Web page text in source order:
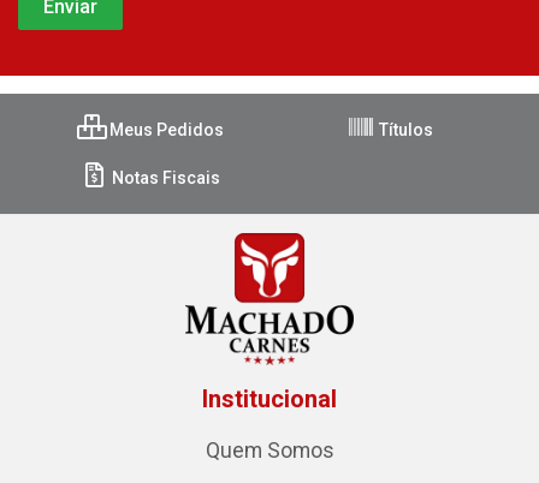
Meus Pedidos Títulos
Notas Fiscais
Institucional
Quem Somos